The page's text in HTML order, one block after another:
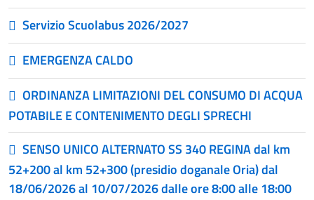
Servizio Scuolabus 2026/2027
EMERGENZA CALDO
ORDINANZA LIMITAZIONI DEL CONSUMO DI ACQUA
POTABILE E CONTENIMENTO DEGLI SPRECHI
SENSO UNICO ALTERNATO SS 340 REGINA dal km
52+200 al km 52+300 (presidio doganale Oria) dal
18/06/2026 al 10/07/2026 dalle ore 8:00 alle 18:00